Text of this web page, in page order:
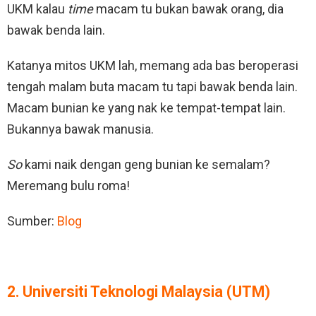
UKM kalau timemacam tu bukan bawak orang, dia
bawak benda lain.
Katanya mitos UKM lah, memang ada bas beroperasi
tengah malam buta macam tu tapi bawak benda lain.
Macam bunian ke yang nak ke tempat-tempat lain.
Bukannya bawak manusia.
Sokami naik dengan geng bunian ke semalam?
Meremang bulu roma!
Sumber: Blog
2. Universiti Teknologi Malaysia (UTM)